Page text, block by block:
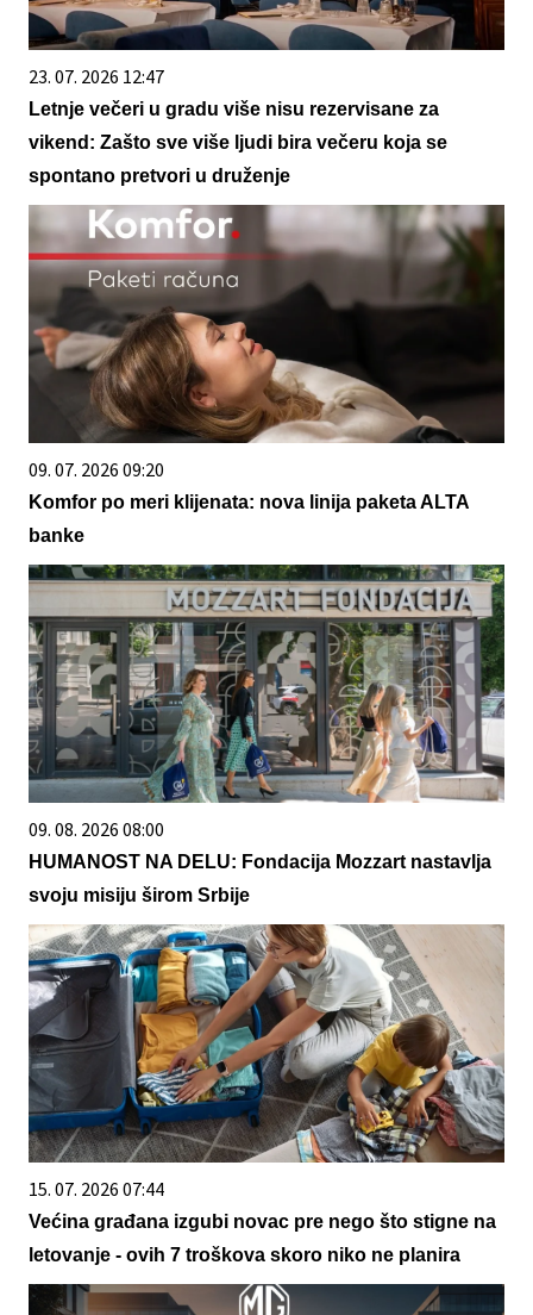
23. 07. 2026 12:47
Letnje večeri u gradu više nisu rezervisane za
vikend: Zašto sve više ljudi bira večeru koja se
spontano pretvori u druženje
09. 07. 2026 09:20
Komfor po meri klijenata: nova linija paketa ALTA
banke
09. 08. 2026 08:00
HUMANOST NA DELU: Fondacija Mozzart nastavlja
svoju misiju širom Srbije
15. 07. 2026 07:44
Većina građana izgubi novac pre nego što stigne na
letovanje - ovih 7 troškova skoro niko ne planira